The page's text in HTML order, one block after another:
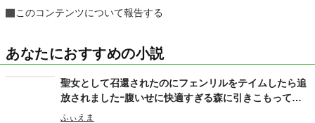
このコンテンツについて報告する
あなたにおすすめの小説
聖女として召還されたのにフェンリルをテイムしたら追
放されましたｰ腹いせに快適すぎる森に引きこもって我
慢していた事色々好き放題してやります！
ふぃえま